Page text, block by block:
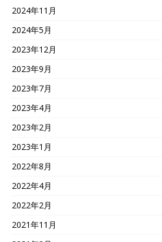
2024年11月
2024年5月
2023年12月
2023年9月
2023年7月
2023年4月
2023年2月
2023年1月
2022年8月
2022年4月
2022年2月
2021年11月